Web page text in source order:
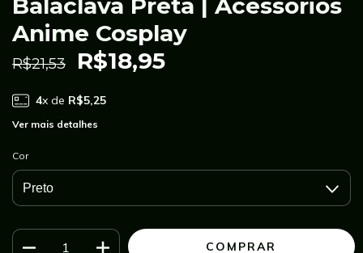
Anime Cosplay
R$21,53 R$18,95
4x de R$5,25
Ver mais detalhes
Cor